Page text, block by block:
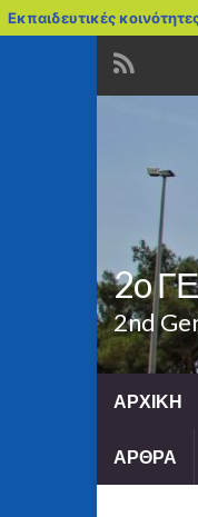
Εκπαιδευτικές
2o
2nd
ΑΡΧΙΚΗ
ΑΡΘΡΑ